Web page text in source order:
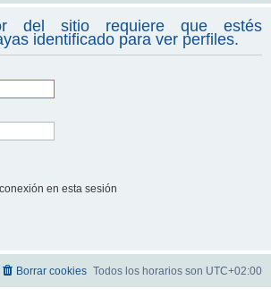
s
c
del sitio requiere que estés
identificado para ver perfiles.
en esta sesión
Todos los horarios son UTC+02:00
Borrar cookies